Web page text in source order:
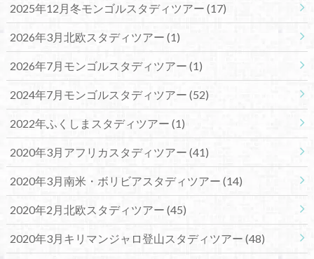
2025年12月冬モンゴルスタディツアー (17)
2026年3月北欧スタディツアー (1)
2026年7月モンゴルスタディツアー (1)
2024年7月モンゴルスタディツアー (52)
2022年ふくしまスタディツアー (1)
2020年3月アフリカスタディツアー (41)
2020年3月南米・ボリビアスタディツアー (14)
2020年2月北欧スタディツアー (45)
2020年3月キリマンジャロ登山スタディツアー (48)